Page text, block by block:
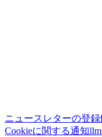
ニュースレターの登録
Cookieに関する通知